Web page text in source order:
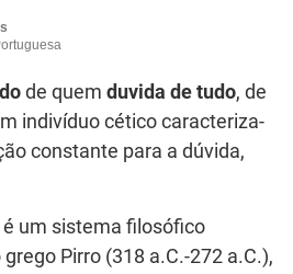
de quem duvida de tudo, de
indivíduo cético caracteriza-
constante para a dúvida,
um sistema filosófico
Pirro (318 a.C.-272 a.C.),